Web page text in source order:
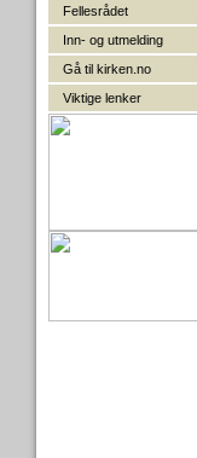
Fellesrådet
Inn- og utmelding
Gå til kirken.no
Viktige lenker